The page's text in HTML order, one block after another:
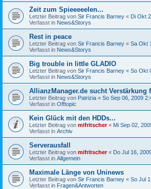
Zeit zum Spieeeeelen...
Letzter Beitrag von Sir Francis Barney « Di Okt
Verfasst in News&Storys
Rest in peace
Letzter Beitrag von Sir Francis Barney « Sa Okt
Verfasst in News&Storys
Big trouble in little GLADIO
Letzter Beitrag von Sir Francis Barney « So Okt
Verfasst in News&Storys
AllianzManager.de sucht
Letzter Beitrag von Patrizia « So Sep 06, 2009
Verfasst in Offtopic
Kein Glück mit den HDDs...
Letzter Beitrag von mifritscher« Mi Sep 02,
Verfasst in Archiv
Serverausfall
Letzter Beitrag von mifritscher« Do Jul 16,
Verfasst in Allgemein
Maximale Länge von Uninews
Letzter Beitrag von Sir Francis Barney « So Jul
Verfasst in Fragen&Antworten